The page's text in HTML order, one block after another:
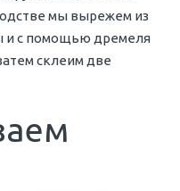
мы вырежем из
и с помощью дремеля
склеим две